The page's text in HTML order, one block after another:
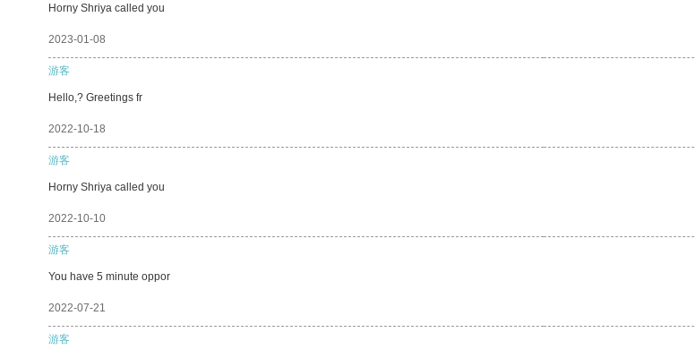
Horny Shriya called you
2023-01-08
游客
Hello,? Greetings fr
2022-10-18
游客
Horny Shriya called you
2022-10-10
游客
You have 5 minute oppor
2022-07-21
游客